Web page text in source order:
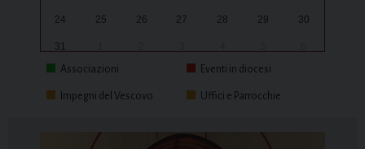
24 25 26 27 28 29 30
31
Associazioni
Eventi in diocesi
Impegni del Vescovo Uffici e Parrocchie